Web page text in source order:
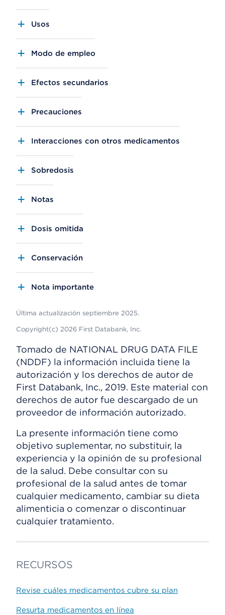
Usos
Modo de empleo
Efectos secundarios
Precauciones
Interacciones con otros medicamentos
Sobredosis
Notas
Dosis omitida
Conservación
Nota importante
Última actualización septiembre 2025.
Copyright(c) 2026 First Databank, Inc.
Tomado de NATIONAL DRUG DATA FILE
(NDDF) la información incluida tiene la
autorización y los derechos de autor de
First Databank, Inc., 2019. Este material con
derechos de autor fue descargado de un
proveedor de información autorizado.
La presente información tiene como
objetivo suplementar, no substituir, la
experiencia y la opinión de su profesional
de la salud. Debe consultar con su
profesional de la salud antes de tomar
cualquier medicamento, cambiar su dieta
alimenticia o comenzar o discontinuar
cualquier tratamiento.
RECURSOS
Revise cuáles medicamentos cubre su plan
Resurta medicamentos en línea